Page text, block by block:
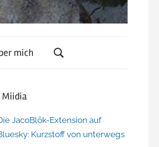
mich
Miidia
JacoBlök-Extension auf
Kurzstoff von unterwegs